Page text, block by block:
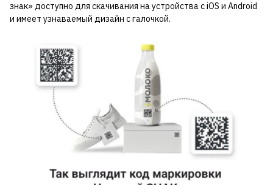
знак» доступно для скачивания на устройства с iOS и Android
и имеет узнаваемый дизайн с галочкой.